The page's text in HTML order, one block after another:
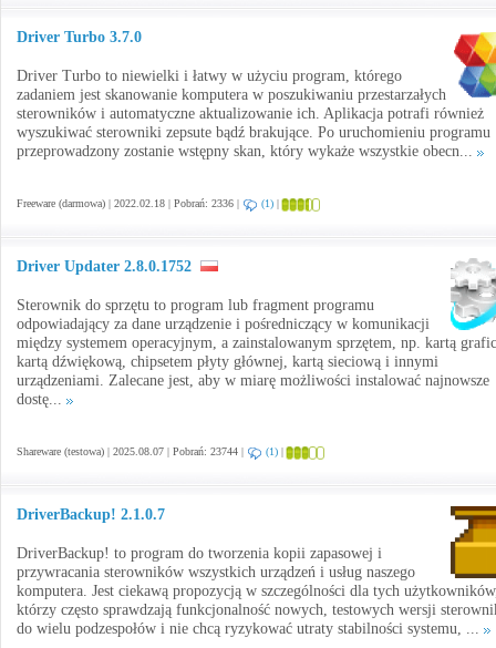
Driver Turbo 3.7.0
Driver Turbo to niewielki i łatwy w użyciu program, którego
zadaniem jest skanowanie komputera w poszukiwaniu przestarzałych
sterowników i automatyczne aktualizowanie ich. Aplikacja potrafi również
wyszukiwać sterowniki zepsute bądź brakujące. Po uruchomieniu programu
przeprowadzony zostanie wstępny skan, który wykaże wszystkie obecn...
Freeware (darmowa) | 2022.02.18 | Pobrań: 2336 | (1) |
Driver Updater 2.8.0.1752
Sterownik do sprzętu to program lub fragment programu
odpowiadający za dane urządzenie i pośredniczący w komunikacji
między systemem operacyjnym, a zainstalowanym sprzętem, np. kartą
kartą dźwiękową, chipsetem płyty głównej, kartą sieciową i innymi
urządzeniami. Zalecane jest, aby w miarę możliwości instalować najnowsze
dostę...
Shareware (testowa) | 2025.08.07 | Pobrań: 23744 | (1) |
DriverBackup! 2.1.0.7
DriverBackup! to program do tworzenia kopii zapasowej i
przywracania sterowników wszystkich urządzeń i usług naszego
komputera. Jest ciekawą propozycją w szczególności dla tych
którzy często sprawdzają funkcjonalność nowych, testowych wersji
do wielu podzespołów i nie chcą ryzykować utraty stabilności systemu, ...